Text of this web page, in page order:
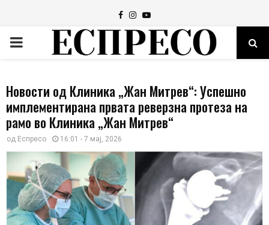
Facebook
Instagram
Youtube
PRIMARY
Новости од Клиника „Жан Митрев“: Успешно
имплементирана првата реверзна протеза на
рамо во Клиника „Жан Митрев“
од Еспресо 16:01 - 7 мај, 2026